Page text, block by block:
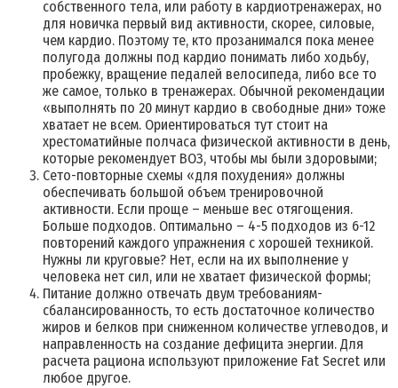
собственного тела, или работу в кардиотренажерах, но
для новичка первый вид активности, скорее, силовые,
чем кардио. Поэтому те, кто прозанимался пока менее
полугода должны под кардио понимать либо ходьбу,
пробежку, вращение педалей велосипеда, либо все то
же самое, только в тренажерах. Обычной рекомендации
«выполнять по 20 минут кардио в свободные дни» тоже
хватает не всем. Ориентироваться тут стоит на
хрестоматийные полчаса физической активности в день,
которые рекомендует ВОЗ, чтобы мы были здоровыми;
Сето-повторные схемы «для похудения» должны
обеспечивать большой объем тренировочной
активности. Если проще – меньше вес отягощения.
Больше подходов. Оптимально – 4-5 подходов из 6-12
повторений каждого упражнения с хорошей техникой.
Нужны ли круговые? Нет, если на их выполнение у
человека нет сил, или не хватает физической формы;
Питание должно отвечать двум требованиям-
сбалансированность, то есть достаточное количество
жиров и белков при сниженном количестве углеводов, и
направленность на создание дефицита энергии. Для
расчета рациона используют приложение Fat Seсret или
любое другое.